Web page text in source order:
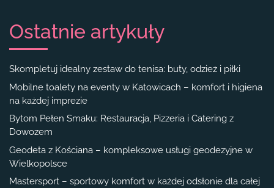
Ostatnie artykuły
Skompletuj idealny zestaw do tenisa: buty, odzież i piłki
Mobilne toalety na eventy w Katowicach – komfort i higiena
na każdej imprezie
Bytom Pełen Smaku: Restauracja, Pizzeria i Catering z
Dowozem
Geodeta z Kościana – kompleksowe usługi geodezyjne w
Wielkopolsce
Mastersport – sportowy komfort w każdej odsłonie dla całej